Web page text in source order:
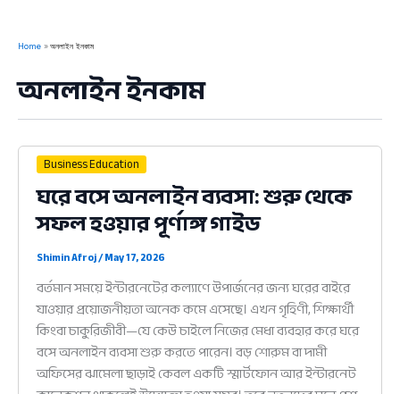
Home অনলাইন ইনকাম
অনলাইন ইনকাম
Business Education
ঘরে বসে অনলাইন ব্যবসা: শুরু থেকে
সফল হওয়ার পূর্ণাঙ্গ গাইড
Shimin Afroj/May 17, 2026
বর্তমান সময়ে ইন্টারনেটের কল্যাণে উপার্জনের জন্য ঘরের বাইরে
যাওয়ার প্রয়োজনীয়তা অনেক কমে এসেছে। এখন গৃহিণী, শিক্ষার্থী
কিংবা চাকুরিজীবী—যে কেউ চাইলে নিজের মেধা ব্যবহার করে ঘরে
বসে অনলাইন ব্যবসা শুরু করতে পারেন। বড় শোরুম বা দামী
অফিসের ঝামেলা ছাড়াই কেবল একটি স্মার্টফোন আর ইন্টারনেট